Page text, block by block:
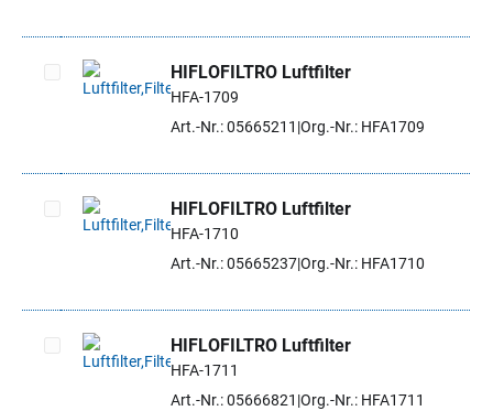
Artikel auswählen
HIFLOFILTRO Luftfilter
HFA-1709
Art.-Nr.: 05665211 Org.-Nr.: HFA1709
Artikel auswählen
HIFLOFILTRO Luftfilter
HFA-1710
Art.-Nr.: 05665237Org.-Nr.: HFA1710
Artikel auswählen
HIFLOFILTRO Luftfilter
HFA-1711
Art.-Nr.: 05666821 Org.-Nr.: HFA1711